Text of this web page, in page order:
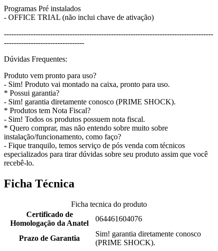
Programas Pré instalados
- OFFICE TRIAL (não inclui chave de ativação)
--------------------------------------------------------------------------------------
---------------------------------
Dúvidas Frequentes:
Produto vem pronto para uso?
- Sim! Produto vai montado na caixa, pronto para uso.
* Possui garantia?
- Sim! garantia diretamente conosco (PRIME SHOCK).
* Produtos tem Nota Fiscal?
- Sim! Todos os produtos possuem nota fiscal.
* Quero comprar, mas não entendo sobre muito sobre
instalação/funcionamento, como faço?
- Fique tranquilo, temos serviço de pós venda com técnicos
especializados para tirar dúvidas sobre seu produto assim que você
recebê-lo.
Ficha Técnica
Ficha tecnica do produto
Certificado de
Homologação da Anatel
064461604076
Prazo de Garantia
Sim! garantia diretamente conosco
(PRIME SHOCK).